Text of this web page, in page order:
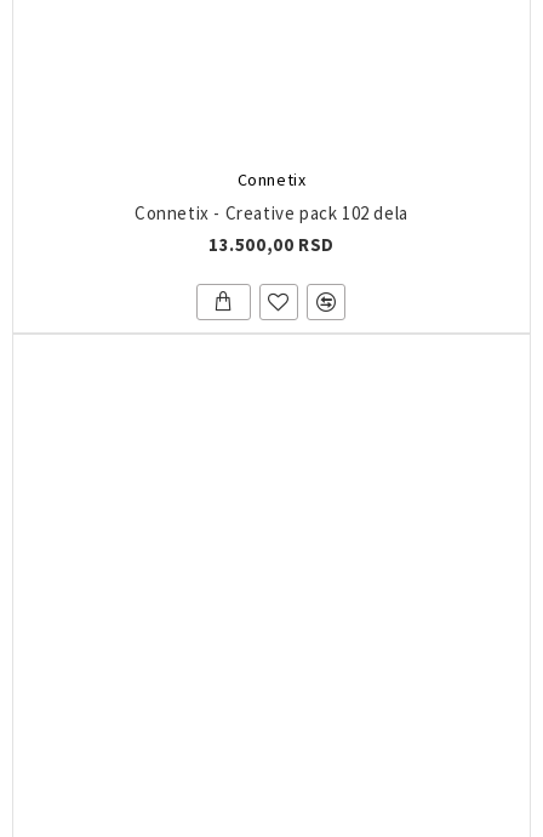
Connetix
Connetix - Creative pack 102 dela
13.500,00 RSD